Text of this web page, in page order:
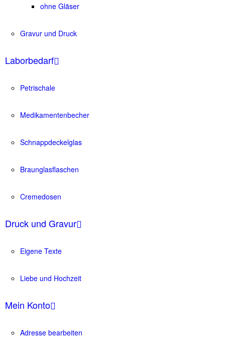
ohne Gläser
Gravur und Druck
Laborbedarf
Petrischale
Medikamentenbecher
Schnappdeckelglas
Braunglasflaschen
Cremedosen
Druck und Gravur
Eigene Texte
Liebe und Hochzeit
Mein Konto
Adresse bearbeiten